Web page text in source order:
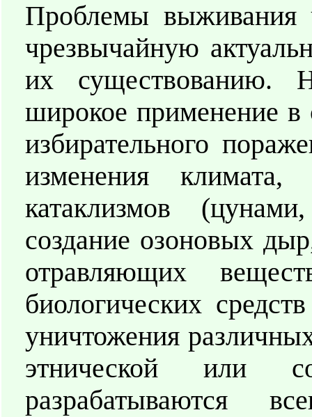
Проблемы выживания
чрезвычайную
их существованию.
широкое применение в
избирательного
изменения климата,
катаклизмов
создание озоновых
отравляющих
биологических
уничтожения
этнической или
разрабатываются